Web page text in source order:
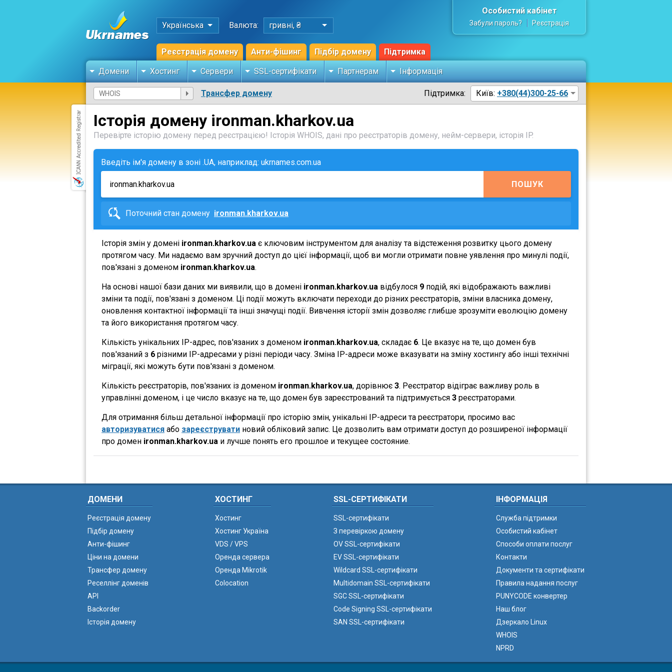
Українська Валюта: гривні, ₴
Реєстрація домену Анти-фішинг Підбір домену Підтримка
Особистий кабінет
Забули пароль? Реєстрація
Домени Хостинг Сервери SSL-сертифікати Партнерам Інформація
Трансфер домену Підтримка: Київ: +380(44)300-25-66
Історія домену ironman.kharkov.ua
Перевірте історію домену перед реєстрацією! Історія WHOIS, дані про реєстраторів домену, нейм-сервери, історія IP.
Введіть ім'я домену в зоні .UA, наприклад: ukrnames.com.ua
ПОШУК
Поточний стан домену ironman.kharkov.ua
Історія змін у домені ironman.kharkov.ua є ключовим інструментом для аналізу та відстеження розвитку цього домену
протягом часу. Ми надаємо вам зручний доступ до цієї інформації, щоб ви могли отримати повне уявлення про минулі події,
пов'язані з доменом ironman.kharkov.ua.
На основі нашої бази даних ми виявили, що в домені ironman.kharkov.ua відбулося 9 подій, які відображають важливі
зміни та події, пов'язані з доменом. Ці події можуть включати переходи до різних реєстраторів, зміни власника домену,
оновлення контактної інформації та інші значущі події. Вивчення історії змін дозволяє глибше зрозуміти еволюцію домену
та його використання протягом часу.
Кількість унікальних IP-адрес, пов'язаних з доменом ironman.kharkov.ua, складає 6. Це вказує на те, що домен був
пов'язаний з 6 різними IP-адресами у різні періоди часу. Зміна IP-адреси може вказувати на зміну хостингу або інші технічні
міграції, які можуть бути пов'язані з доменом.
Кількість реєстраторів, пов'язаних із доменом ironman.kharkov.ua, дорівнює 3. Реєстратор відіграє важливу роль в
управлінні доменом, і це число вказує на те, що домен був зареєстрований та підтримується 3 реєстраторами.
Для отримання більш детальної інформації про історію змін, унікальні IP-адреси та реєстратори, просимо вас
авторизуватися або зареєструвати новий обліковий запис. Це дозволить вам отримати доступ до розширеної інформації
про домен ironman.kharkov.ua и лучше понять его прошлое и текущее состояние.
ДОМЕНИ
Реєстрація домену
Підбір домену
Анти-фішинг
Ціни на домени
Трансфер домену
Реселлінг доменів
API
Backorder
Історія домену
ХОСТИНГ
Хостинг
Хостинг Україна
VDS / VPS
Оренда сервера
Оренда Mikrotik
Colocation
SSL-СЕРТИФІКАТИ
SSL-сертифікати
З перевіркою домену
OV SSL-сертифікати
EV SSL-сертифікати
Wildcard SSL-сертифікати
Multidomain SSL-сертифікати
SGC SSL-сертифікати
Code Signing SSL-сертифікати
SAN SSL-сертифікати
ІНФОРМАЦІЯ
Служба підтримки
Особистий кабінет
Способи оплати послуг
Контакти
Документи та сертифікати
Правила надання послуг
PUNYCODE конвертер
Наш блог
Дзеркало Linux
WHOIS
NPRD